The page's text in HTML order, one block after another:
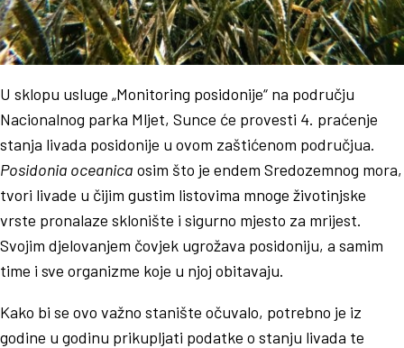
U sklopu usluge „Monitoring posidonije“ na području
Nacionalnog parka Mljet, Sunce će provesti 4. praćenje
stanja livada posidonije u ovom zaštićenom područjua.
Posidonia oceanica osim što je endem Sredozemnog mora,
tvori livade u čijim gustim listovima mnoge životinjske
vrste pronalaze sklonište i sigurno mjesto za mrijest.
Svojim djelovanjem čovjek ugrožava posidoniju, a samim
time i sve organizme koje u njoj obitavaju.
Kako bi se ovo važno stanište očuvalo, potrebno je iz
godine u godinu prikupljati podatke o stanju livada te